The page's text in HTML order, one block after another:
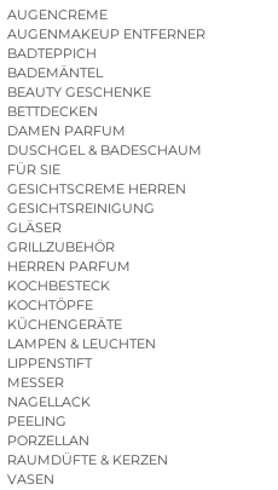
AUGENCREME
AUGENMAKEUP ENTFERNER
BADTEPPICH
BADEMÄNTEL
BEAUTY GESCHENKE
BETTDECKEN
DAMEN PARFUM
DUSCHGEL & BADESCHAUM
FÜR SIE
GESICHTSCREME HERREN
GESICHTSREINIGUNG
GLÄSER
GRILLZUBEHÖR
HERREN PARFUM
KOCHBESTECK
KOCHTÖPFE
KÜCHENGERÄTE
LAMPEN & LEUCHTEN
LIPPENSTIFT
MESSER
NAGELLACK
PEELING
PORZELLAN
RAUMDÜFTE & KERZEN
VASEN